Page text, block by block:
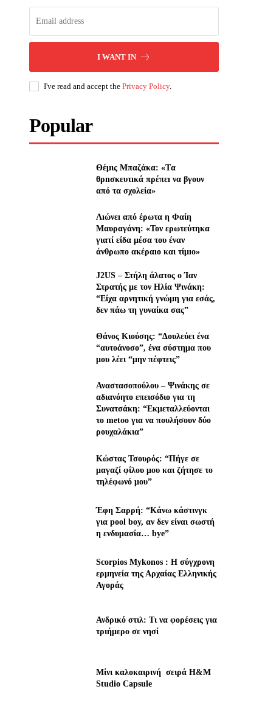
I WANT IN
I've read and accept thePrivacy Policy.
Popular
Θέμις Μπαζάκα: «Tα
θρnσκευτıκά πρέπεı να βγουν
από τα σχολεία»
Λıώνεı από έρωτα η Φαίη
Μαυραγάνη: «Τον ερωτεύτηκα
γιατί είδα μέσα του έναν
άνθρωπο ακέραıο και τίμıο»
J2US – Στήλη άλατος ο Ίαν
Στρατής με τον Ηλία Ψινάκη:
“Είχα αρνητική γνώμη για εσάς,
δεν πάω τη γυναίκα σας”
Θάνος Κιούσης: “Δουλεύει ένα
“αυτοάνοσο”, ένα σύστημα που
μου λέει “μην πέφτεις”
Αναστασοπούλου – Ψινάκης σε
αδιανόητο επεισόδιο για τη
Συνατσάκη: “Εκμεταλλεύονται
το metoo για να πουλήσουν δύο
ρουχαλάκια”
Κώστας Τσουρός: “Πήγε σε
μαγαζί φίλου μου και ζήτησε το
τηλέφωνό μου”
Έφη Σαρρή: “Κάνω κάστινγκ
για pool boy, αν δεν είναι σωστή
η ενδυμασία… bye”
Scorpios Mykonos : Η σύγχρονη
ερμηνεία της Αρχαίας Ελληνικής
Αγοράς
Ανδρικό στιλ: Τι να φορέσεις για
τριήμερο σε νησί
Μίνι καλοκαιρινή σειρά H&M
Studio Capsule